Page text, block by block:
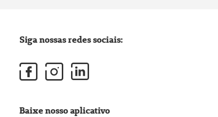
Siga nossas redes sociais:
Baixe nosso aplicativo